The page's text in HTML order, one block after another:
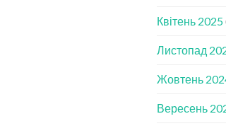
Квітень 2025
Листопад
Жовтень
Вересень